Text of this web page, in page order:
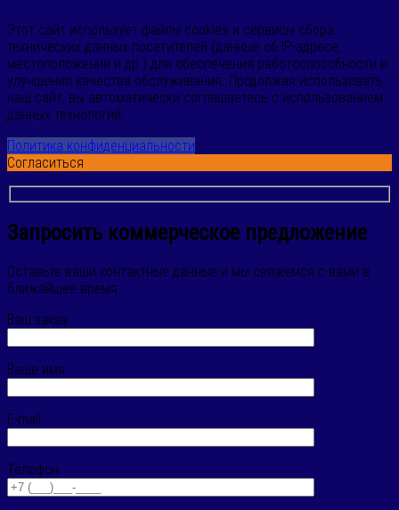
Этот сайт использует файлы cookies и сервисы сбора
технических данных посетителей (данные об IP-адресе,
местоположении и др.) для обеспечения работоспособности и
улучшения качества обслуживания. Продолжая использовать
наш сайт, вы автоматически соглашаетесь с использованием
данных технологий.
Политика конфиденциальности
Согласиться
Запросить коммерческое предложение
Оставьте ваши контактные данные и мы свяжемся с вами в
ближайшее время
Ваш заказ
Ваше имя
E-mail
Телефон